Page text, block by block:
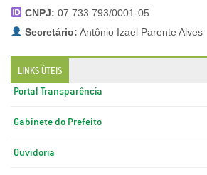
CNPJ: 07.733.793/0001-05
Secretário: Antônio Izael Parente Alves
LINKS ÚTEIS
Portal Transparência
Gabinete do Prefeito
Ouvidoria